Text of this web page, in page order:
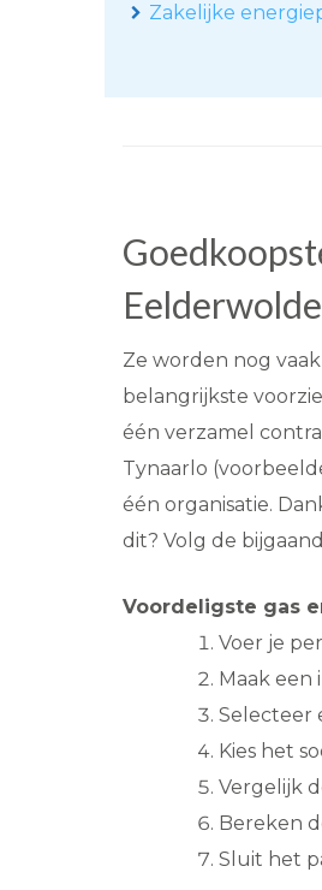
Zakelijke
Ze worden nog
belangrijkste
één verzamel
Tynaarlo
één organisatie.
dit? Volg de
Voordeligste gas
Voer je
Maak een
Selecteer
Kies het
Vergelijk
Bereken
Sluit het